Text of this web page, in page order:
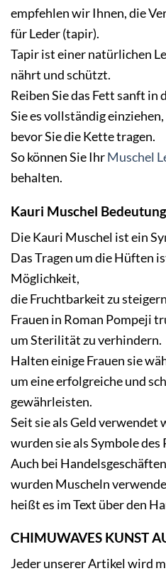
empfehlen wir Ihnen, die
für Leder (tapir).
Tapir ist einer natürlichen
nährt und schützt.
Reiben Sie das Fett sanft in
Sie es vollständig einziehen,
bevor Sie die Kette tragen.
So können Sie IhrMuschel
behalten.
Kauri Muschel
Die Kauri Muschel ist ein
Das Tragen um die Hüften
Möglichkeit,
die Fruchtbarkeit zu
Frauen in Roman Pompeji
um Sterilität zu verhindern.
Halten einige Frauen sie
um eine erfolgreiche und
gewährleisten.
Seit sie als Geld verwendet
wurden sie als Symbole
Auch bei
wurden Muscheln
heißt es im Text über den
CHIMUWAVES KUNST
Jeder unserer Artikel wird